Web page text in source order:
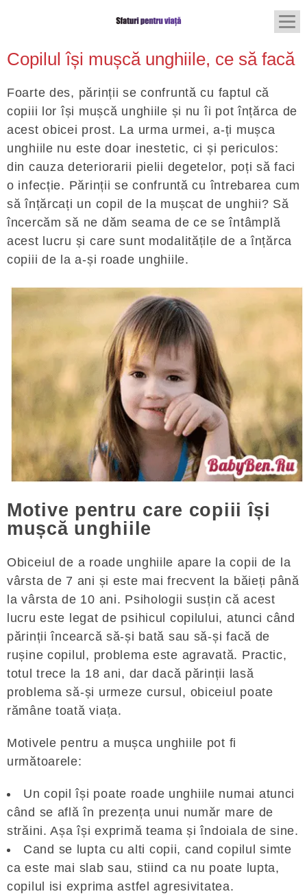
Copilul își mușcă unghiile, ce să facă
Foarte des, părinții se confruntă cu faptul că
copiii lor își mușcă unghiile și nu îi pot înțărca de
acest obicei prost. La urma urmei, a-ți mușca
unghiile nu este doar inestetic, ci și periculos:
din cauza deteriorarii pielii degetelor, poți să faci
o infecție. Părinții se confruntă cu întrebarea cum
să înțărcați un copil de la mușcat de unghii? Să
încercăm să ne dăm seama de ce se întâmplă
acest lucru și care sunt modalitățile de a înțărca
copiii de la a-și roade unghiile.
Motive pentru care copiii își
mușcă unghiile
Obiceiul de a roade unghiile apare la copii de la
vârsta de 7 ani și este mai frecvent la băieți până
la vârsta de 10 ani. Psihologii susțin că acest
lucru este legat de psihicul copilului, atunci când
părinții încearcă să-și bată sau să-și facă de
rușine copilul, problema este agravată. Practic,
totul trece la 18 ani, dar dacă părinții lasă
problema să-și urmeze cursul, obiceiul poate
rămâne toată viața.
Motivele pentru a mușca unghiile pot fi
următoarele:
Un copil își poate roade unghiile numai atunci
când se află în prezența unui număr mare de
străini. Așa își exprimă teama și îndoiala de sine.
Cand se lupta cu alti copii, cand copilul simte
ca este mai slab sau, stiind ca nu poate lupta,
copilul isi exprima astfel agresivitatea.